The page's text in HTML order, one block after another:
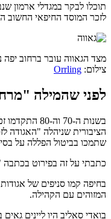
תוכלו לבקר במגדלי ארמון
לזכר המוסד החיפאי החשוב
מצד הגאווה עובר ברחוב יפה
צילום: Orrling
לפני שהמילה
בשנות ה-70
הציבורית שניהלה "האגודה
שתמכו בביטול הפללה על
כתבתי על זה בפירוט בכתבה
בחיפה קמו סניפים של
המזוהים עם הקהילה.
בואדי סאליב היו ליינים